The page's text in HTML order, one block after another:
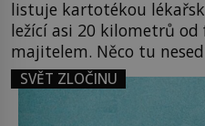
listuje kartotékou
ležící asi 20 kilometrů
majitelem. Něco tu
mladá dívka z farmy
dcerou – a všechny ty
Na sociálním odboru
SVĚT ZLOČINU